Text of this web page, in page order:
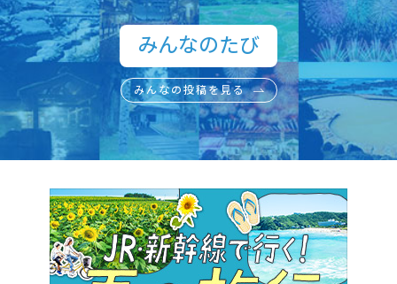
みんなのたび​
みんなの投稿を見る